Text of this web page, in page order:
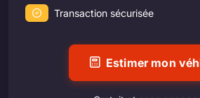
Transaction sécurisée
Estimer mon